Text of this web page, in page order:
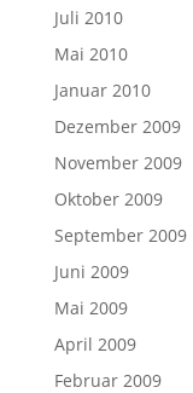
Juli 2010
Mai 2010
Januar 2010
Dezember 2009
November 2009
Oktober 2009
September 2009
Juni 2009
Mai 2009
April 2009
Februar 2009